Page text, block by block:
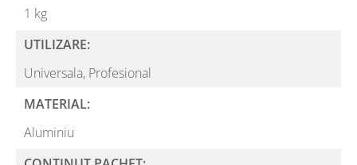
1 kg
UTILIZARE:
Universala, Profesional
MATERIAL:
Aluminiu